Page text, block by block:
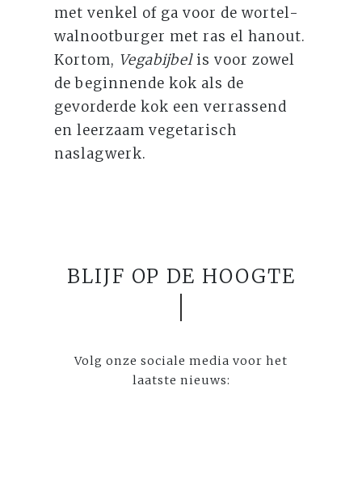
met venkel of ga voor de wortel-
walnootburger met ras el hanout.
Kortom, Vegabijbelis voor zowel
de beginnende kok als de
gevorderde kok een verrassend
en leerzaam vegetarisch
naslagwerk.
BLIJF OP DE HOOGTE
Volg onze sociale media voor het
laatste nieuws: